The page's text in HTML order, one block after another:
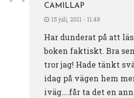
CAMILLAP
15 juli, 2011 - 11:48
Har dunderat på att
boken faktiskt. Bra
tror jag! Hade tänkt
idag på vägen hem
iväg….får ta det en